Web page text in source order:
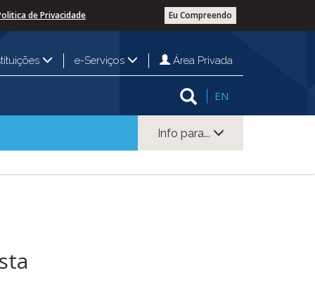
Eu Compreendo
de Privacidade
e-Serviços Área Privada
EN
Info para...